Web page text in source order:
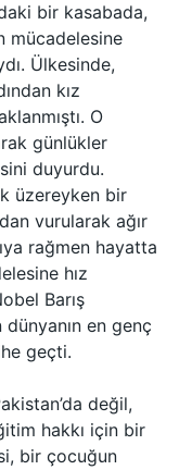
bir kasabada,
mücadelesine
Ülkesinde,
kız
O
günlükler
duyurdu.
üzereyken bir
vurularak ağır
rağmen hayatta
hız
Barış
en genç
geçti.
değil,
hakkı için bir
bir çocuğun